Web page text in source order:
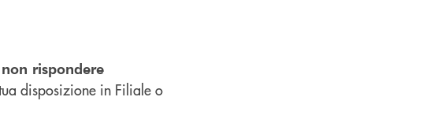
rispondere
disposizione in Filiale o